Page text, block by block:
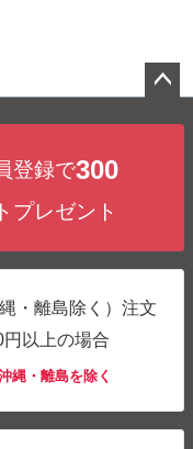
登録で300
プレゼント
・離島除く）注文
以上の場合
縄・離島を除く